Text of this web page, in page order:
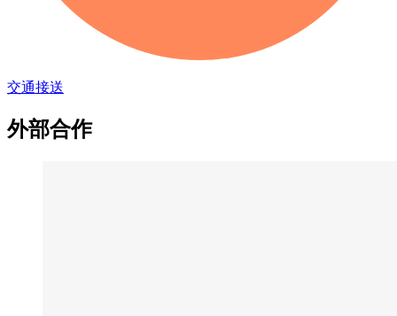
交通接送
外部合作